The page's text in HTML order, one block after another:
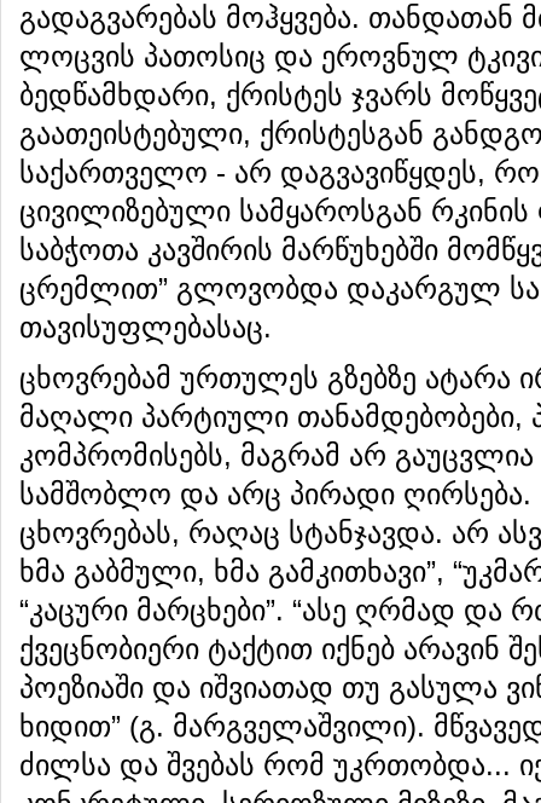
გადაგვარებას მოჰყვება.
ლოცვის პათოსიც და ეროვნულ
ბედწამხდარი, ქრისტეს ჯვარს
გაათეისტებული, ქრისტესგან
საქართველო - არ დაგვავიწყდეს,
ცივილიზებული სამყაროსგან
საბჭოთა კავშირის მარწუხებში
ცრემლით” გლოვობდა დაკარგულ
თავისუფლებასაც.
ცხოვრებამ ურთულეს გზებზე ატარა
მაღალი პარტიული
კომპრომისებს, მაგრამ არ
სამშობლო და არც პირადი ღირსება.
ცხოვრებას, რაღაც სტანჯავდა. არ
ხმა გაბმული, ხმა გამკითხავი”,
“კაცური მარცხები”. “ასე ღრმად
ქვეცნობიერი ტაქტით იქნებ არავინ
პოეზიაში და იშვიათად თუ გასულა
ხიდით” (გ. მარგველაშვილი).
ძილსა და შვებას რომ უკრთობდა...